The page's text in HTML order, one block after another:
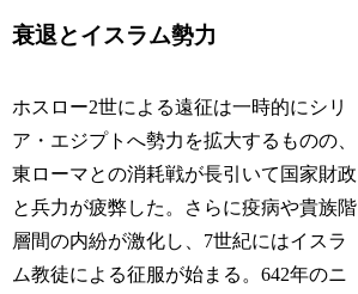
衰退とイスラム勢力
ホスロー2世による遠征は一時的にシリ
ア・エジプトへ勢力を拡大するものの、
東ローマとの消耗戦が長引いて国家財政
と兵力が疲弊した。さらに疫病や貴族階
層間の内紛が激化し、7世紀にはイスラ
ム教徒による征服が始まる。642年のニ